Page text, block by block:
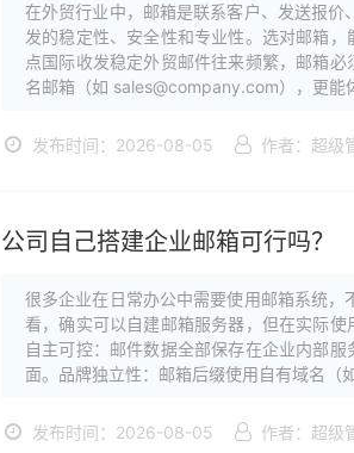
在外贸行业中，邮箱是联系客户、发送报
发的稳定性、安全性和专业性。选对邮箱
点国际收发稳定外贸邮件往来频繁，邮箱
名邮箱（如 sales@company.com），更能体
发布时间：2026-08-05 作者：超级
公司自己搭建企业邮箱可行吗？
很多企业在日常办公中需要使用邮箱系统
看，确实可以自建邮箱服务器，但在实际
自主可控：邮件数据全部保存在企业内部
面。品牌独立性：邮箱后缀使用自有域名（
发布时间：2026-08-05 作者：超级